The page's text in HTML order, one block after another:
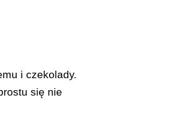
i czekolady.
się nie